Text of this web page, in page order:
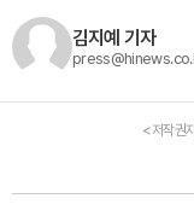
김지예 기자
<저작권